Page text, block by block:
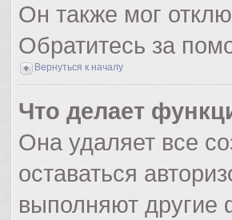
Он также мог
Обратитесь за
Вернуться к началу
Что делает
Она удаляет все
оставаться
выполняют другие